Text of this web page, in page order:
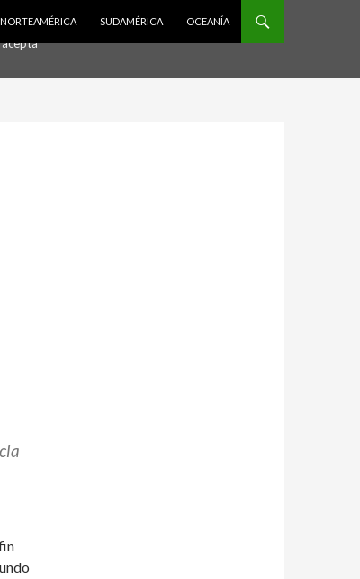
Acepto
NORTEAMÉRICA SUDAMÉRICA OCEANÍA